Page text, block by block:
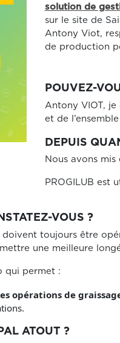
solution de
sur le site de
Antony Viot,
de production
POUVEZ-
Antony VIOT,
et de
DEPUIS
Nous avons mis
PROGILUB est
VOUS ?
doivent toujours être
une meilleure
qui permet :
opérations de
ATOUT ?